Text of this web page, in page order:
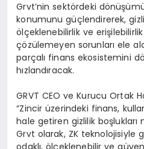
Grvt’nin sektördeki
konumunu güçlendirerek,
ölçeklenebilirlik ve
çözülemeyen sorunları ele
parçalı finans ekosistemini
hızlandıracak.
GRVT CEO ve Kurucu Ortak
“Zincir üzerindeki finans,
hale getiren gizlilik boşlukları
Grvt olarak, ZK teknolojisiyle